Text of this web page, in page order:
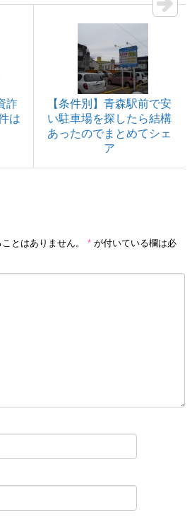
詐
は
【条件別】青森駅前で安
い駐車場を探したら結構
あったのでまとめてシェ
ア
とはありません。 * が付いている欄は必